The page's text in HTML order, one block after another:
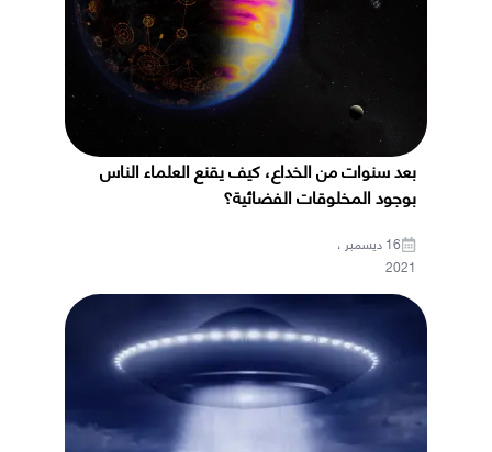
بعد سنوات من الخداع، كيف يقنع العلماء الناس
بوجود المخلوقات الفضائية؟
16 ديسمبر ،
2021